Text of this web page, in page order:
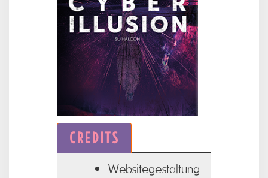
CREDITS
Websitegestaltung